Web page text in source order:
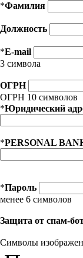
*Фамилия
Должность
*E-mail
3 символа
ОГРН
ОГРН 10 символов
*Юридический
*PERSONAL
*Пароль
менее 6 символов
Защита от спам-
Символы